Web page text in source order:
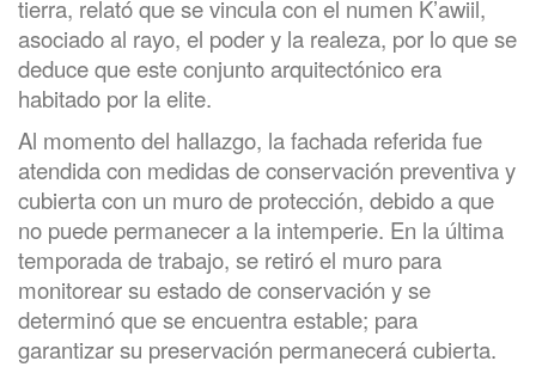
tierra, relató que se vincula con el numen K’awiil,
asociado al rayo, el poder y la realeza, por lo que se
deduce que este conjunto arquitectónico era
habitado por la elite.
Al momento del hallazgo, la fachada referida fue
atendida con medidas de conservación preventiva y
cubierta con un muro de protección, debido a que
no puede permanecer a la intemperie. En la última
temporada de trabajo, se retiró el muro para
monitorear su estado de conservación y se
determinó que se encuentra estable; para
garantizar su preservación permanecerá cubierta.